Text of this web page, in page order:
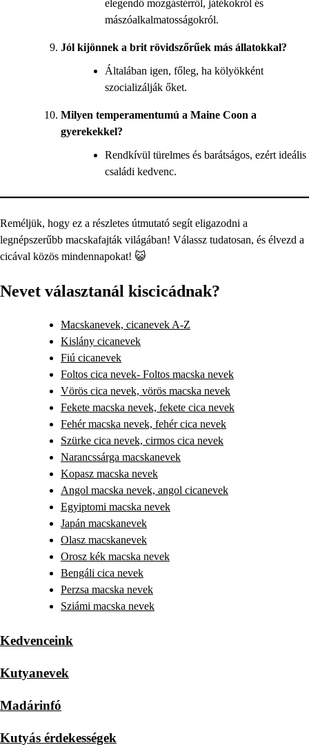
elegendő mozgástérről, játékokról és
mászóalkalmatosságokról.
Jól kijönnek a brit rövidszőrűek más állatokkal?
Általában igen, főleg, ha kölyökként
szocializálják őket.
Milyen temperamentumú a Maine Coon a
gyerekekkel?
Rendkívül türelmes és barátságos, ezért ideális
családi kedvenc.
Reméljük, hogy ez a részletes útmutató segít eligazodni a
legnépszerűbb macskafajták világában! Válassz tudatosan, és élvezd a
cicával közös mindennapokat! 😺
Nevet választanál kiscicádnak?
Macskanevek, cicanevek A-Z
Kislány cicanevek
Fiú cicanevek
Foltos cica nevek- Foltos macska nevek
Vörös cica nevek, vörös macska nevek
Fekete macska nevek, fekete cica nevek
Fehér macska nevek, fehér cica nevek
Szürke cica nevek, cirmos cica nevek
Narancssárga macskanevek
Kopasz macska nevek
Angol macska nevek, angol cicanevek
Egyiptomi macska nevek
Japán macskanevek
Olasz macskanevek
Orosz kék macska nevek
Bengáli cica nevek
Perzsa macska nevek
Sziámi macska nevek
Kedvenceink
Kutyanevek
Madárinfó
Kutyás érdekességek